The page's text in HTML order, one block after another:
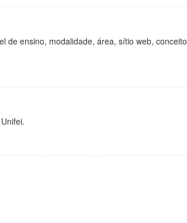
de ensino, modalidade, área, sítio web, conceito